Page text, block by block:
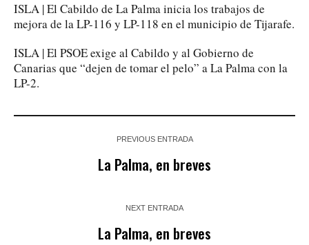
ISLA | El Cabildo de La Palma inicia los trabajos de
mejora de la LP-116 y LP-118 en el municipio de Tijarafe.
ISLA | El PSOE exige al Cabildo y al Gobierno de
Canarias que “dejen de tomar el pelo” a La Palma con la
LP-2.
PREVIOUS ENTRADA
La Palma, en breves
NEXT ENTRADA
La Palma, en breves